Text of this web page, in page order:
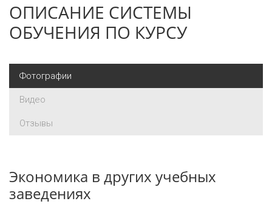
ОПИСАНИЕ СИСТЕМЫ
ОБУЧЕНИЯ ПО КУРСУ
Фотографии
Видео
Отзывы
Экономика в других учебных
заведениях